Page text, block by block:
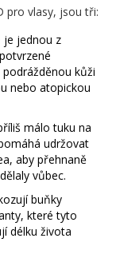
pro vlasy, jsou tři:
je jednou z
kůži
nebo atopickou
málo tuku na
udržovat
aby přehnaně
vůbec.
buňky
které tyto
délku života